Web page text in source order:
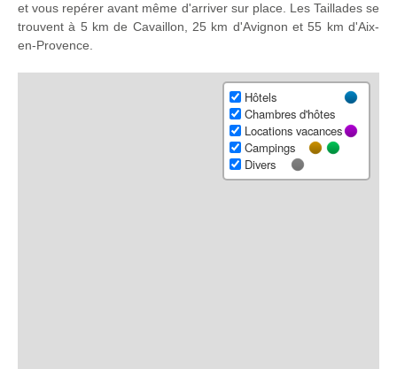
et vous repérer avant même d'arriver sur place. Les Taillades se
trouvent à 5 km de Cavaillon, 25 km d'Avignon et 55 km d'Aix-
en-Provence.
Hôtels
Chambres d'hôtes
Locations vacances
Campings
Divers